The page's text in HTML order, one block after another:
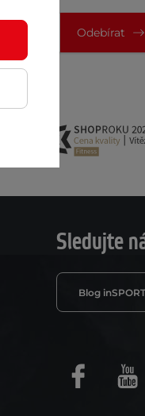
Odebírat
Sledujte
Blog
Facebook